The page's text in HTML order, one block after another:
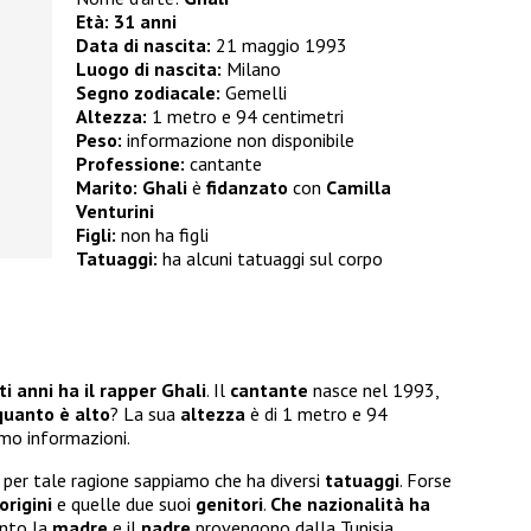
Età: 31 anni
Data di nascita: 21 maggio 1993
Luogo di nascita: Milano
Segno zodiacale: Gemelli
Altezza: 1 metro e 94 centimetri
Peso: informazione non disponibile
Professione: cantante
Marito: Ghali è fidanzato con Camilla
Venturini
Figli: non ha figli
Tatuaggi: ha alcuni tatuaggi sul corpo
anni ha il rapper Ghali. Il cantante nasce nel 1993,
è alto? La sua altezza è di 1 metro e 94
informazioni.
tale ragione sappiamo che ha diversi tatuaggi. Forse
origini e quelle due suoi genitori. Che nazionalità ha